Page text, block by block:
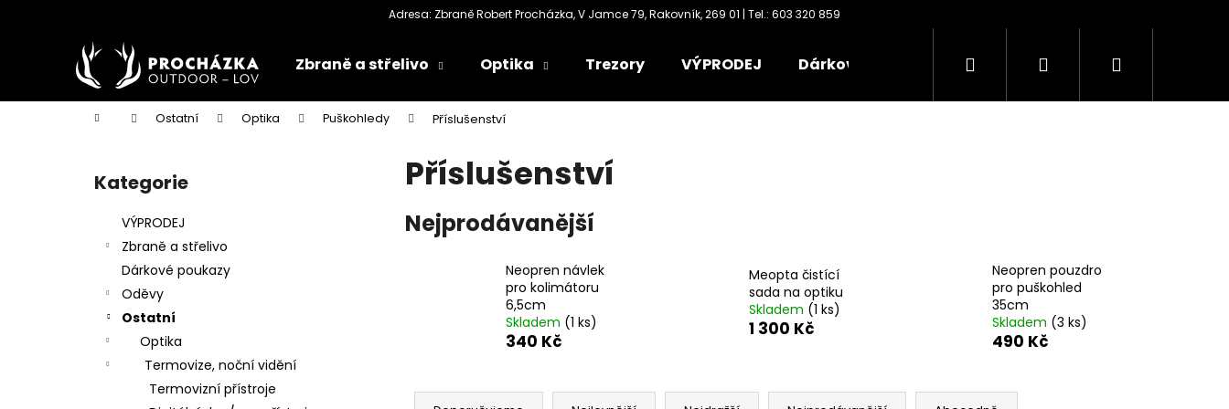
Zbraně a střelivo Optika Trezory VÝPRODEJ Dárkové poukazy Oděvy Kontakty
Hledat PřihlášeníNákupní
Domů Ostatní Optika Puškohledy Příslušenství
Přeskočit
kategorie
Kategorie
VÝPRODEJ
Zbraně a střelivo
Dárkové poukazy
Oděvy
Ostatní
Optika
Termovize, noční vidění
Termovizní přístroje
Příslušenství
Nejprodávanější
Neopren návlek
pro kolimátoru
6,5cm
Skladem (1 ks)
340 Kč
Meopta čistící
sada na optiku
Skladem (1 ks)
1 300 Kč
Neopren pouzdro
pro puškohled
35cm
Skladem (3 ks)
490 Kč
Ř
k
Zpět
obchodu
Zpět
obchodu
Co potřebujete najít?